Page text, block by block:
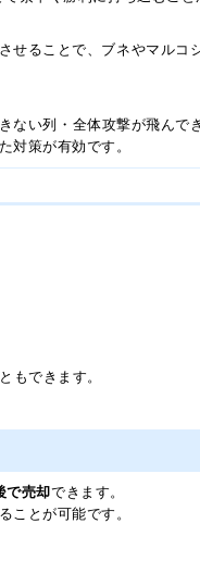
せることで、ブネやマルコ
ない列・全体攻撃が飛んで
対策が有効です。
もできます。
で売却できます。
ことが可能です。